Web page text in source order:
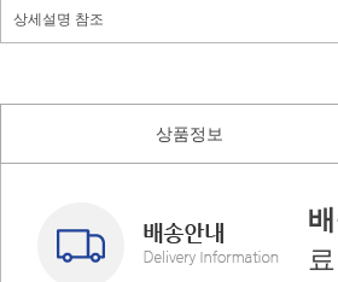
상세설명 참조
상품정보